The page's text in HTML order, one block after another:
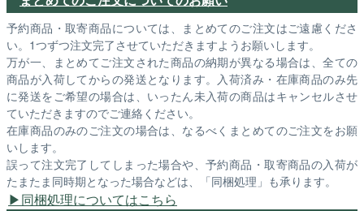
予約商品・取寄商品については、まとめてのご注文はご遠慮くださ
い。1つずつ注文完了させていただきますようお願いします。
万が一、まとめてご注文された商品の納期が異なる場合は、全ての
商品が入荷してからの発送となります。入荷済み・在庫商品のみ先
に発送をご希望の場合は、いったん未入荷の商品はキャンセルさせ
ていただきますのでご連絡ください。
在庫商品のみのご注文の場合は、なるべくまとめてのご注文をお願
いします。
誤って注文完了してしまった場合や、予約商品・取寄商品の入荷が
たまたま同時期となった場合などは、「同梱処理」も承ります。
同梱処理についてはこちら